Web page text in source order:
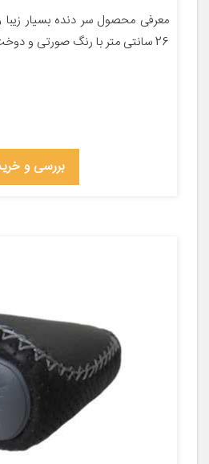
معرفی محصول سر دنده بسیار
26 سانتی متر با رنگ صورتی و دوخت مشکی […]
بررسی و